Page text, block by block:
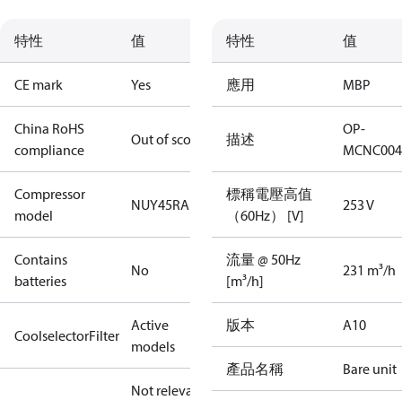
特性 值
CE mark Yes
China RoHS
compliance
Out of scope
Compressor
model
NUY45RAb
Contains
batteries
No
CoolselectorFilter
Active
models
Not relevant
特性 值
應用 MBP
描述
OP-
標稱電壓高值
（60Hz） [V]
253 V
流量 @ 50Hz
[m³/h]
231 m³/h
版本 A10
產品名稱 Bare unit